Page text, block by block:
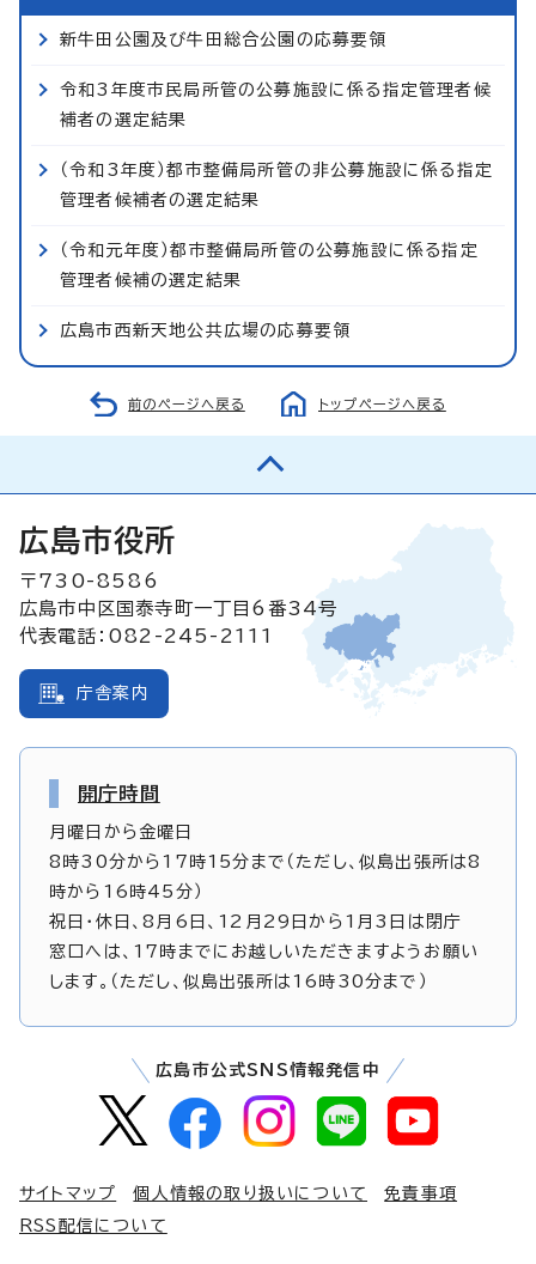
新牛田公園及び牛田総合公園の応募要領
令和3年度市民局所管の公募施設に係る指定管理者候
補者の選定結果
（令和3年度）都市整備局所管の非公募施設に係る指定
管理者候補者の選定結果
（令和元年度）都市整備局所管の公募施設に係る指定
管理者候補の選定結果
広島市西新天地公共広場の応募要領
前のページへ戻る トップページへ戻る
広島市役所
〒730-8586
広島市中区国泰寺町一丁目6番34号
代表電話：082-245-2111
庁舎案内
開庁時間
月曜日から金曜日
8時30分から17時15分まで（ただし、似島出張所は8
時から16時45分）
祝日・休日、8月6日、12月29日から1月3日は閉庁
窓口へは、17時までにお越しいただきますようお願い
します。（ただし、似島出張所は16時30分まで）
広島市公式SNS情報発信中
サイトマップ 個人情報の取り扱いについて
免責事項
RSS配信について